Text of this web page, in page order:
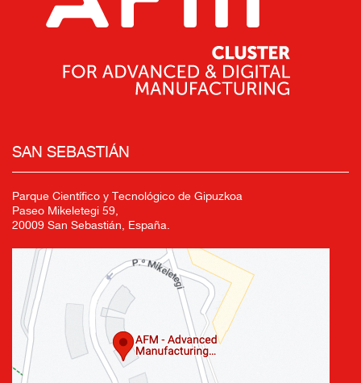
SAN SEBASTIÁN
Parque Científico y Tecnológico de Gipuzkoa
Paseo Mikeletegi 59,
20009 San Sebastián, España.